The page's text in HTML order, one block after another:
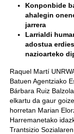
Konponbide
ahalegin
jarrera
Larrialdi
adostua
nazioarteko
Raquel Martí
Batuen Agentziako
Bárbara Ruiz
elkartu da gaur
horretan Marian
Harremanetako
Trantsizio